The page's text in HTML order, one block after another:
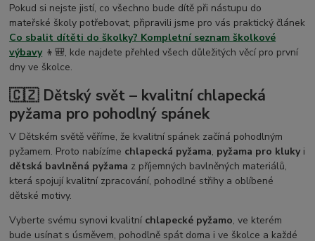
Pokud si nejste jistí, co všechno bude dítě při nástupu do
mateřské školy potřebovat, připravili jsme pro vás praktický článek
Co sbalit dítěti do školky? Kompletní seznam školkové
výbavy👦🎒, kde najdete přehled všech důležitých věcí pro první
dny ve školce.
🇨🇿 Dětský svět – kvalitní chlapecká
pyžama pro pohodlný spánek
V Dětském světě věříme, že kvalitní spánek začíná pohodlným
pyžamem. Proto nabízíme chlapecká pyžama, pyžama pro klukyi
dětská bavlněná pyžama z příjemných bavlněných materiálů,
která spojují kvalitní zpracování, pohodlné střihy a oblíbené
dětské motivy.
Vyberte svému synovi kvalitní chlapecké pyžamo, ve kterém
bude usínat s úsměvem, pohodlně spát doma i ve školce a každé